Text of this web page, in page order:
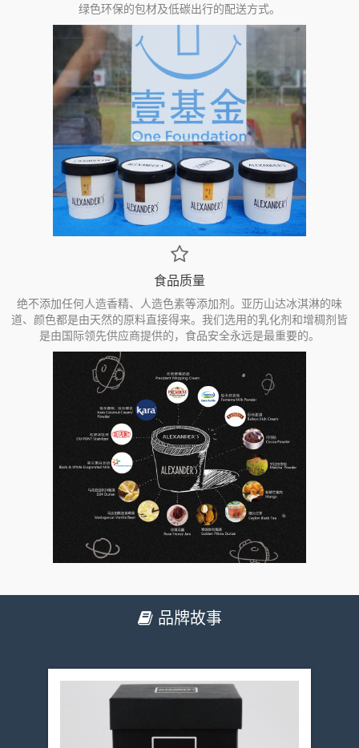
绿色环保的包材及低碳出行的配送方式。
食品质量
绝不添加任何人造香精、人造色素等添加剂。亚历山达冰淇淋的味
道、颜色都是由天然的原料直接得来。我们选用的乳化剂和增稠剂皆
是由国际领先供应商提供的，食品安全永远是最重要的。
品牌故事